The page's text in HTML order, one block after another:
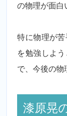
の物理が面白
特に物理が
を勉強しよ
で、今後の物
漆原晃